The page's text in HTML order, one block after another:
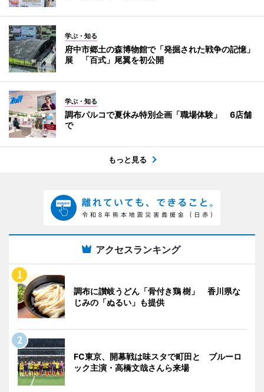
学ぶ・知る
府中市郷土の森博物館で「発掘された戦争の記憶」
展 「百式」尾翼を初公開
学ぶ・知る
調布パルコで夏休み特別企画「職場体験」 6店舗
で
もっと見る
アクセスランキング
調布に讃岐うどん「骨付き鶏 樹」 香川県な
じみの「ぬるい」も提供
FC東京、開幕戦は味スタで町田と ブルーロ
ック主演・高橋文哉さんら来場